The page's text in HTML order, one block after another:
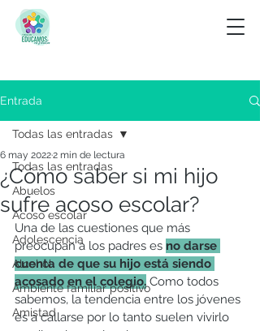
Entrada
Todas las entradas
Abuelos
Acoso escolar
Adolescencia
Alcohol
Ambiente familiar positivo
Amistad
Todas las entradas
¿Cómo saber si mi hijo
sufre acoso escolar?
6 may 20222 min de lectura
Una de las cuestiones que más
preocupan a los padres es no darse
cuenta de que su hijo está siendo
acosado en el colegio. Como todos
sabemos, la tendencia entre los jóvenes
es a callarse por lo tanto suelen vivirlo